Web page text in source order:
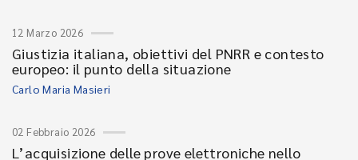
12 Marzo 2026
Giustizia italiana, obiettivi del PNRR e contesto
europeo: il punto della situazione
Carlo Maria Masieri
02 Febbraio 2026
L’acquisizione delle prove elettroniche nello